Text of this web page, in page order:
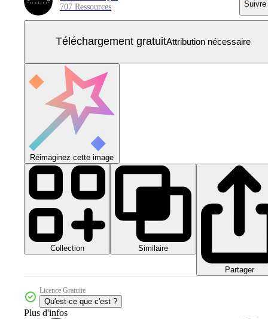
707 Ressources Suivre
Téléchargement gratuitAttribution nécessaire
Réimaginez cette image
Collection Similaire
Partager
Licence Gratuite
Qu'est-ce que c'est ?
Plus d'infos